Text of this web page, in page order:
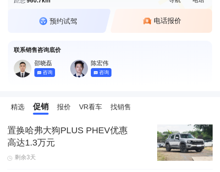
预约试驾 电话报价
联系销售咨询底价
邵晓磊
咨询
陈宏伟
咨询
精选 促销 报价 VR看车 找销售
置换哈弗大狗PLUS PHEV优惠
高达1.3万元
剩余3天